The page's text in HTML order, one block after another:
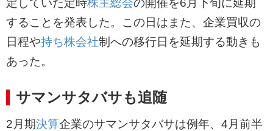
することを発表した。この日はまた、企業買収の
日程や持ち株会社制への移行日を延期する動きも
あった。
サマンサタバサも追随
2月期決算企業のサマンサタバサは例年、4月前半